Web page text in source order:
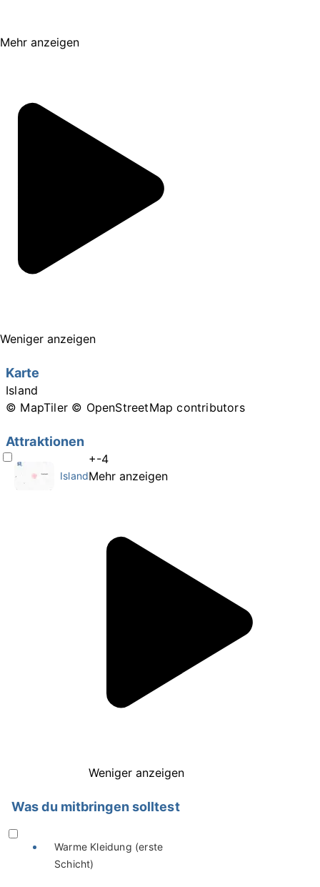
Mehr anzeigen
Weniger anzeigen
Karte
Island
© MapTiler © OpenStreetMap contributors
Attraktionen
Island
+-4
Mehr anzeigen
Weniger anzeigen
Was du mitbringen solltest
Warme Kleidung (erste
Schicht)